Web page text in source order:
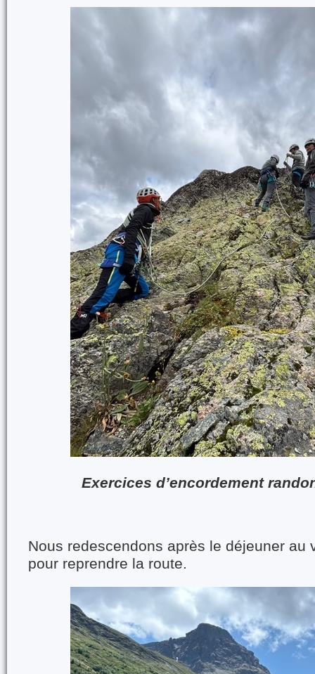
Exercices d’encordement
Nous redescendons après le déjeuner au
pour reprendre la route.